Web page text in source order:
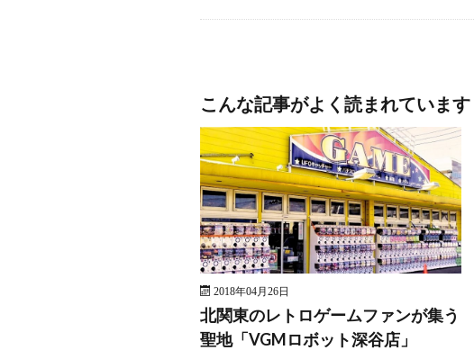
こんな記事がよく読まれています
2018年04月26日
北関東のレトロゲームファンが集う
聖地「VGMロボット深谷店」